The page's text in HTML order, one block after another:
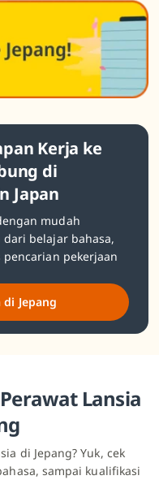
Kerja ke
di
Japan
mudah
dari belajar bahasa,
pekerjaan
Jepang
Lansia
di Jepang? Yuk, cek
sampai kualifikasi